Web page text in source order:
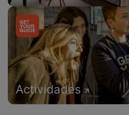
Actividades